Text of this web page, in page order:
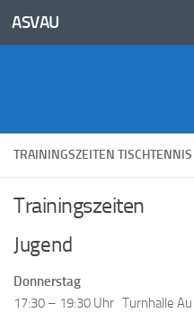
springen
Unter dem Inhalt
ASVAU
TRAININGSZEITEN TISCHTENNIS
Trainingszeiten
Jugend
Donnerstag
17:30 – 19:30 Uhr Turnhalle Au